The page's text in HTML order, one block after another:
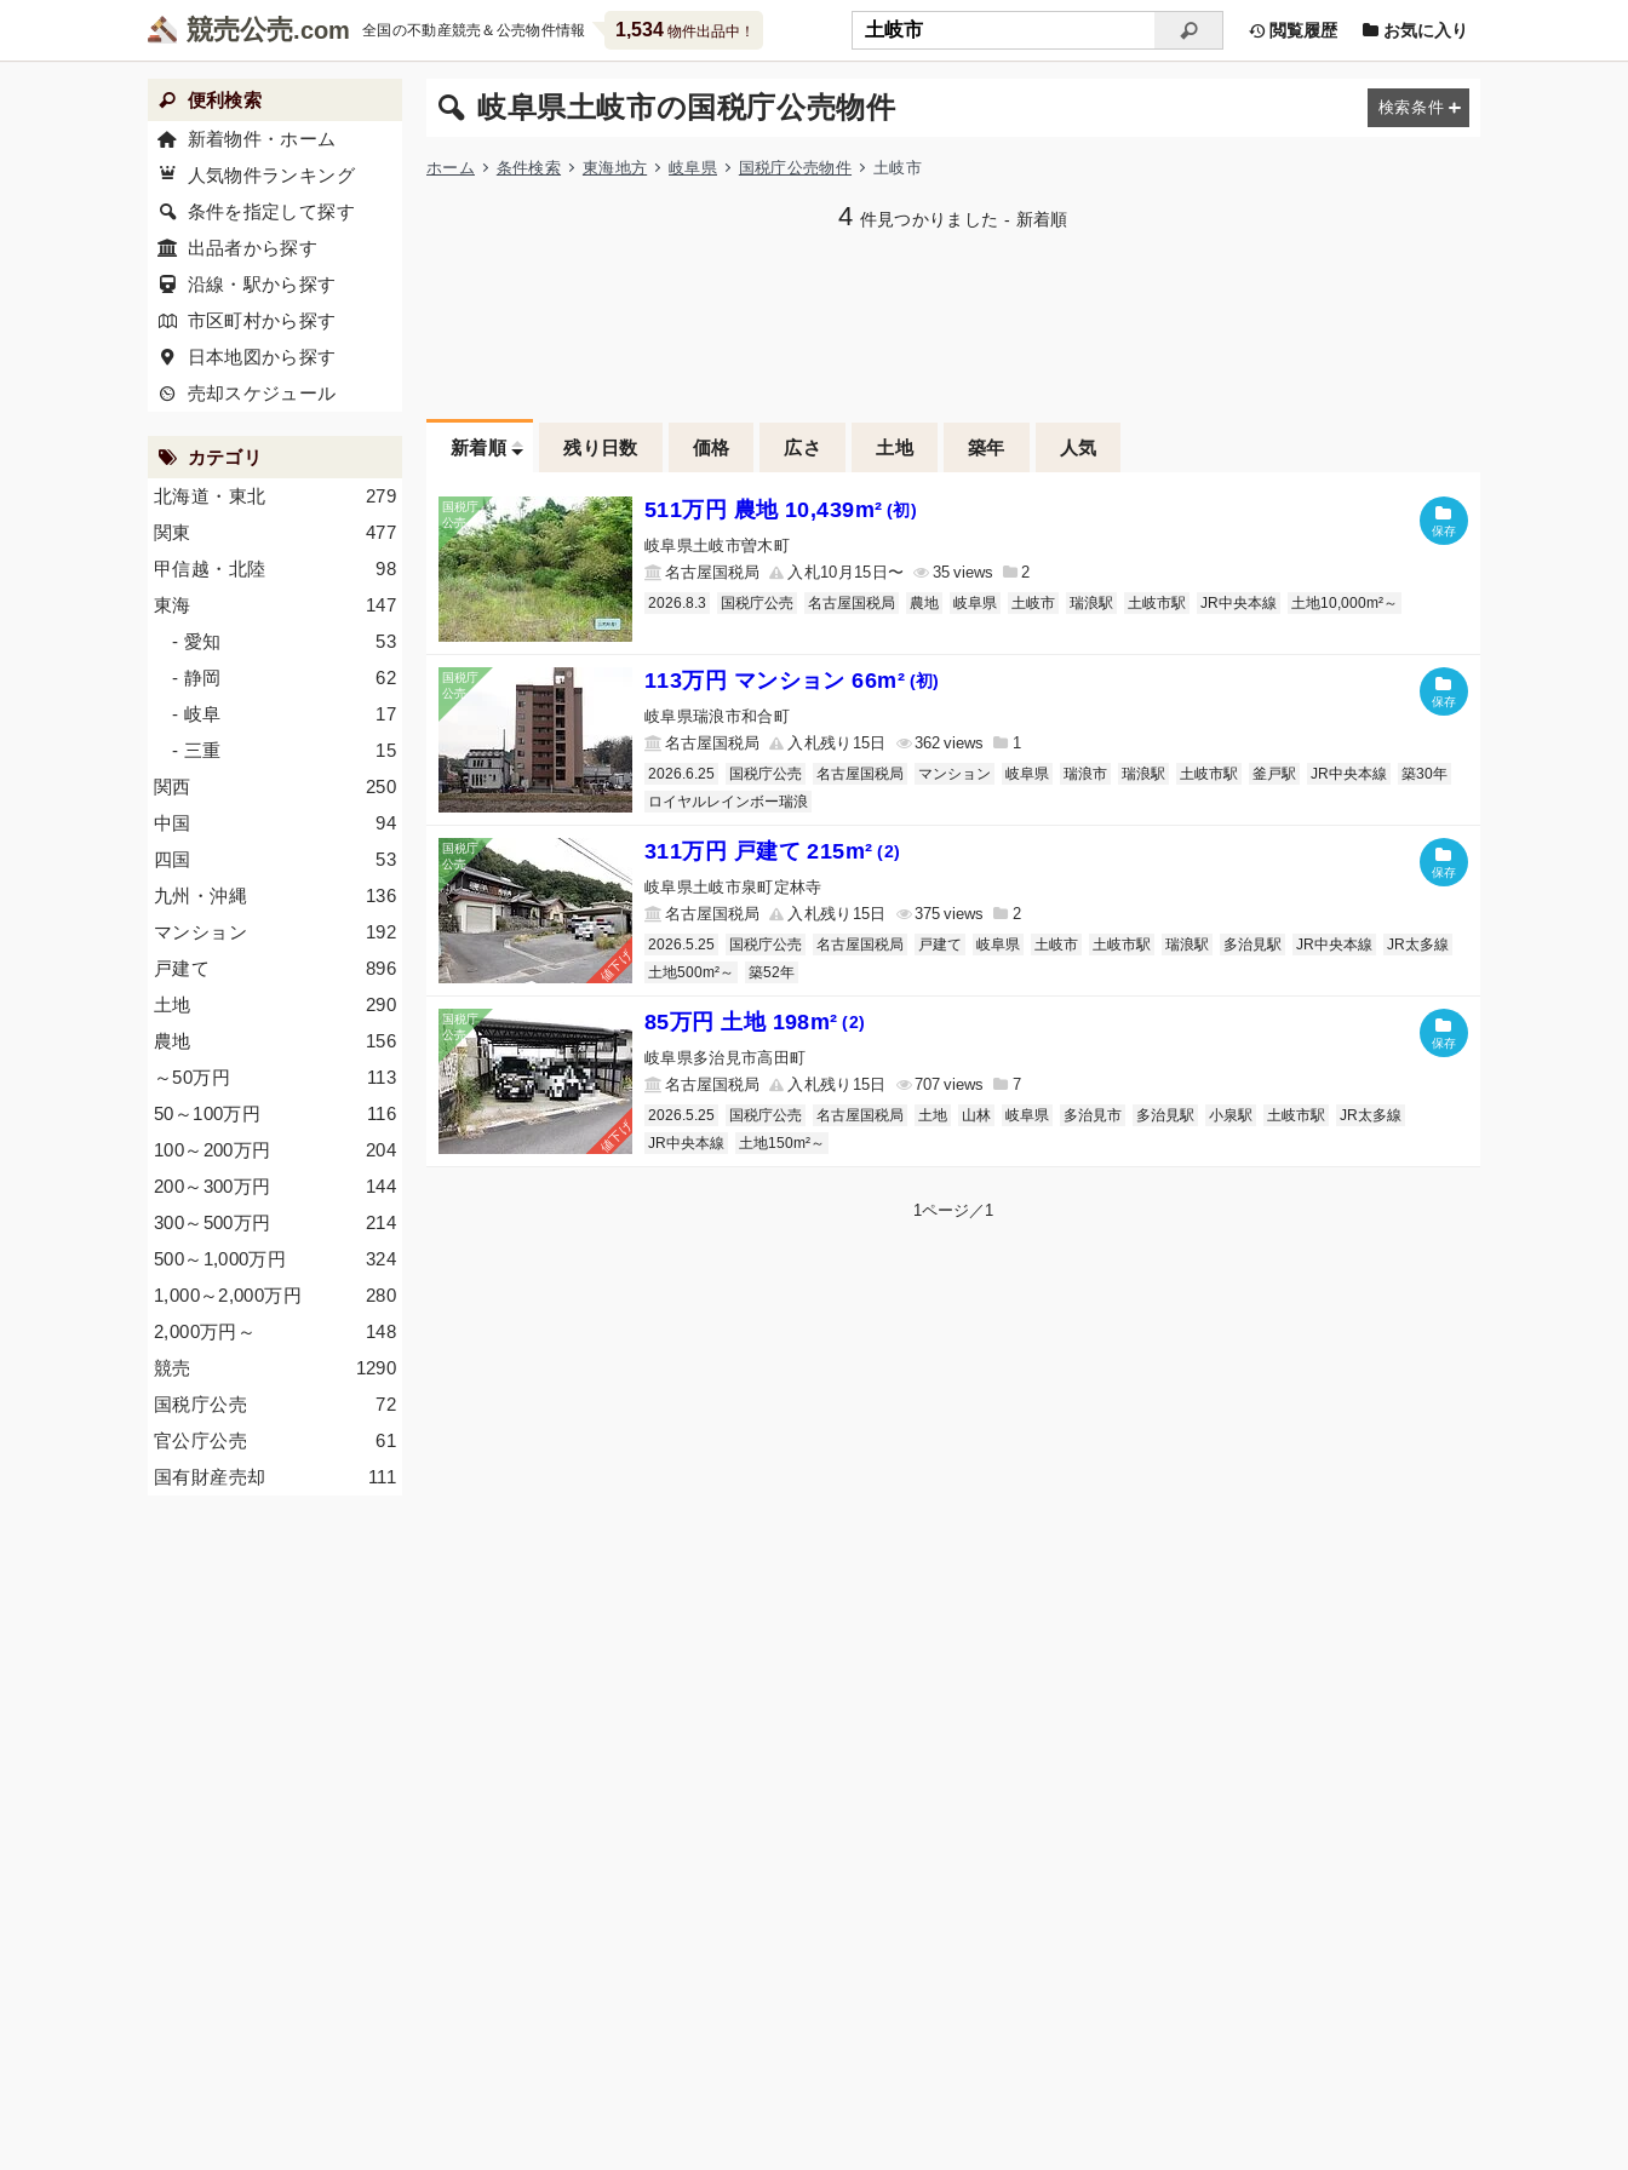
競売公売 全国の不動産競売＆公売物件情報 1,534物件出品中！ 閲覧履歴 お気に入り
岐阜県土岐市の国税庁公売物件
ホーム 条件検索 東海地方 岐阜県 国税庁公売物件 土岐市
4 件見つかりました - 新着順
新着順 残り日数 価格 広さ 土地 築年 人気
511万円 農地 10,439m² (初)
岐阜県土岐市曽木町
名古屋国税局
入札10月15日〜 35 2
2026.8.3 国税庁公売 名古屋国税局 農地 岐阜県 土岐市 瑞浪駅 土岐市駅 JR中央本線 土地10,000m²～
113万円 マンション 66m² (初)
岐阜県瑞浪市和合町
名古屋国税局
入札残り15日 362 1
2026.6.25 国税庁公売 名古屋国税局 マンション 岐阜県 瑞浪市 瑞浪駅 土岐市駅 釜戸駅 JR中央本線
築30年
ロイヤルレインボー瑞浪
値下げ
311万円 戸建て 215m² (2)
岐阜県土岐市泉町定林寺
名古屋国税局
入札残り15日 375 2
2026.5.25 国税庁公売 名古屋国税局 戸建て 岐阜県 土岐市 土岐市駅 瑞浪駅 多治見駅 JR中央本線
JR太多線
土地500m²～
築52年
値下げ
85万円 土地 198m² (2)
岐阜県多治見市高田町
名古屋国税局
入札残り15日 707 7
2026.5.25 国税庁公売 名古屋国税局 土地 山林 岐阜県 多治見市 多治見駅 小泉駅 土岐市駅
JR太多線
JR中央本線
土地150m²～
1ページ／1
便利検索
新着物件・ホーム
人気物件ランキング
条件を指定して探す
出品者から探す
沿線・駅から探す
市区町村から探す
日本地図から探す
売却スケジュール
カテゴリ
279
北海道・東北
477
関東
98
甲信越・北陸
147
東海
53
- 愛知
62
- 静岡
17
- 岐阜
15
- 三重
250
関西
94
中国
53
四国
136
九州・沖縄
192
マンション
896
戸建て
290
土地
156
農地
113
～50万円
116
50～100万円
204
100～200万円
144
200～300万円
214
300～500万円
324
500～1,000万円
280
1,000～2,000万円
148
2,000万円 ～
1290
競売
72
国税庁公売
61
官公庁公売
111
国有財産売却